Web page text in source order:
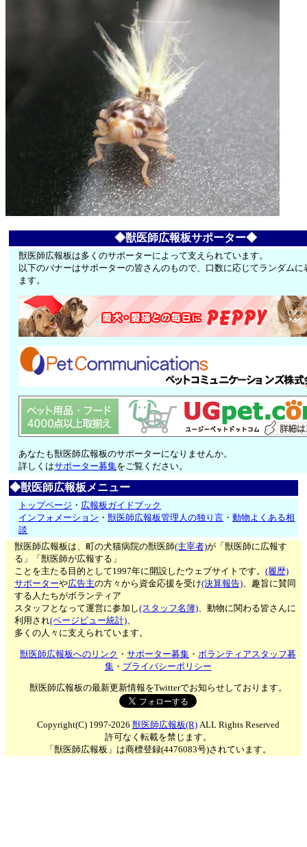
◆獣医師広報板サポーター◆
獣医師広報板は多くのサポーターによって支えられています。
以下のバナーはサポーターの皆さんのもので、口数に応じてランダムに
ます。
あなたも獣医師広報板のサポーターになりませんか。
詳しくはサポーター募集をご覧ください。
◆獣医師広報板メニュー
トップページ ・ 広報板ガイドブック
インフォメーション ・獣医師広報板管理人の独り言 ・動物よくある相
談
獣医師広報板は、町の犬猫病院の獣医師(主宰者)が「獣医師に広報す
る」「獣医師が広報する」
ことを主たる目的として1997年に開設したウェブサイトです。(履歴)
サポーターや広告主の方々から資金応援を受け(決算報告)、趣旨に賛同
する人たちがボランティア
スタッフとなって運営に参加し(スタッフ名簿)、動物に関わる皆さんに
利用され(ページビュー統計)、
多くの人々に支えられています。
獣医師広報板へのリンク ・サポーター募集 ・ボランティアスタッフ募
集・ プライバシーポリシー
獣医師広報板の最新更新情報をTwitterでお知らせしております。
Copyright(C) 1997-2026 獣医師広報板(R)ALL Rights Reserved
許可なく転載を禁じます。
「獣医師広報板」は商標登録(4476083号)されています。